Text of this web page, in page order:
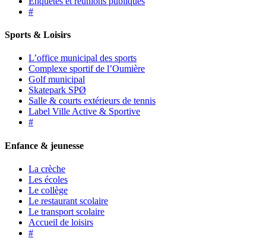
#
Sports & Loisirs
L’office municipal des sports
Complexe sportif de l’Oumière
Golf municipal
Skatepark SPØ
Salle & courts extérieurs de tennis
Label Ville Active & Sportive
#
Enfance & jeunesse
La crèche
Les écoles
Le collège
Le restaurant scolaire
Le transport scolaire
Accueil de loisirs
#